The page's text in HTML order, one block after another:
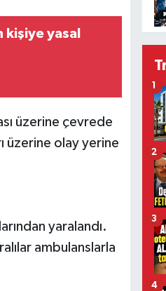
kişiye yasal
üzerine çevrede
üzerine olay yerine
yaralandı.
ambulanslarla
1
2
3
4